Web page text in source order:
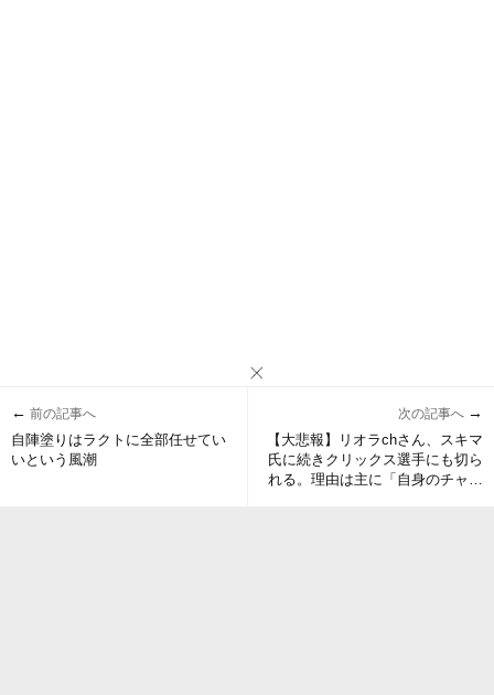
← 前の記事へ
自陣塗りはラクトに全部任せてい
いという風潮
次の記事へ →
【大悲報】リオラchさん、スキマ
氏に続きクリックス選手にも切ら
れる。理由は主に「自身のチャン